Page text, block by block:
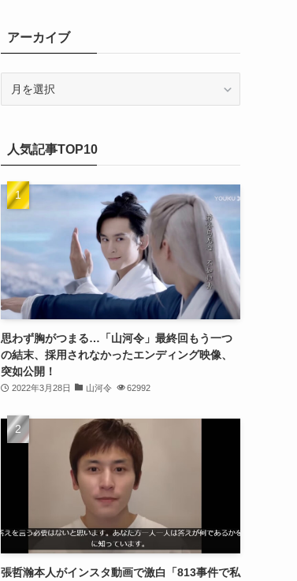
(21)
(24)
(23)
(27)
(21)
(25)
(25)
(29)
(30)
(32)
アーカイブ
ブ人気記事TOP10
思わず胸がつまる…「山河令」最終回もう一つ
の結末、採用されなかったエンディング映像、
突如公開！
2022年3月28日 山河令 62992
張哲瀚本人がインスタ動画で激白「813事件で私